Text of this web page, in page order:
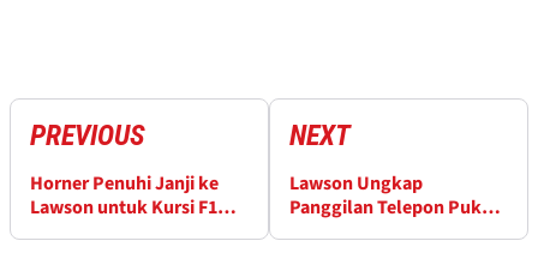
PREVIOUS
Horner Penuhi Janji ke
Lawson untuk Kursi F1
NEXT
Lawson Ungkap
Panggilan Telepon Pukul